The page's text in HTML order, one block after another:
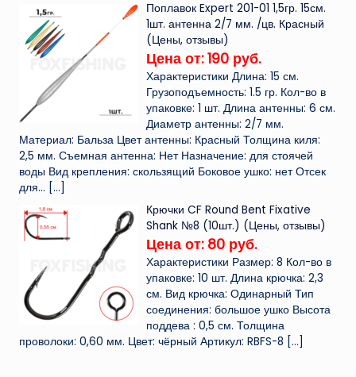
Поплавок Expert 201-01 1,5гр. 15см.
1шт. антенна 2/7 мм. /цв. Красный
(Цены, отзывы)
Цена от: 190 руб.
Характеристики Длина: 15 см.
Грузоподъемность: 1.5 гр. Кол-во в
упаковке: 1 шт. Длина антенны: 6 см.
Диаметр антенны: 2/7 мм.
Материал: Бальза Цвет антенны: Красный Толщина киля:
2,5 мм. Съемная антенна: Нет Назначение: для стоячей
воды Вид крепления: скользящий Боковое ушко: нет Отсек
для... […]
Крючки CF Round Bent Fixative
Shank №8 (10шт.) (Цены, отзывы)
Цена от: 80 руб.
Характеристики Размер: 8 Кол-во в
упаковке: 10 шт. Длина крючка: 2,3
см. Вид крючка: Одинарный Тип
соединения: большое ушко Высота
поддева : 0,5 см. Толщина
проволоки: 0,60 мм. Цвет: чёрный Артикул: RBFS-8 […]